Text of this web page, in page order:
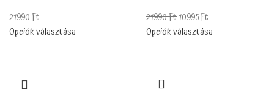
21990 Ft
Opciók választása
21990Ft10995Ft
Opciók választása